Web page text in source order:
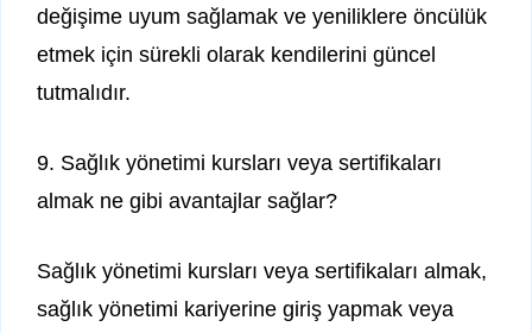
değişime uyum sağlamak ve yeniliklere öncülük
etmek için sürekli olarak kendilerini güncel
tutmalıdır.
9. Sağlık yönetimi kursları veya sertifikaları
almak ne gibi avantajlar sağlar?
Sağlık yönetimi kursları veya sertifikaları almak,
sağlık yönetimi kariyerine giriş yapmak veya